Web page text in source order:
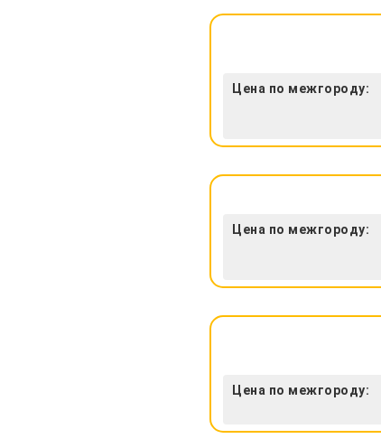
Цена по межгороду:
Цена по межгороду:
Цена по межгороду: